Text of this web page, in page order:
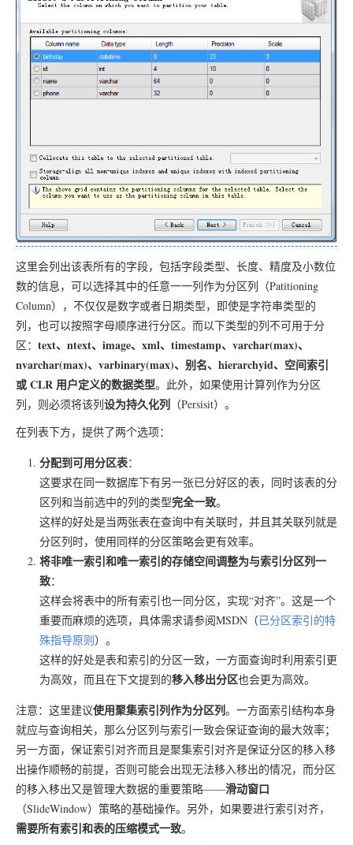
这里会列出该表所有的字段，包括字段类型、长度、精度及小数位
数的信息，可以选择其中的任意一一列作为分区列（Patitioning
Column），不仅仅是数字或者日期类型，即使是字符串类型的
列，也可以按照字母顺序进行分区。而以下类型的列不可用于分
区： text、ntext、image、xml、timestamp、varchar(max)、
nvarchar(max)、varbinary(max)、别名、hierarchyid、空间索引
或 CLR 用户定义的数据类型。此外，如果使用计算列作为分区
列，则必须将该列设为持久化列 （Persisit）。
在列表下方，提供了两个选项：
分配到可用分区表：
这要求在同一数据库下有另一张已分好区的表，同时该表的分
区列和当前选中的列的类型完全一致。
这样的好处是当两张表在查询中有关联时，并且其关联列就是
分区列时，使用同样的分区策略会更有效率。
将非唯一索引和唯一索引的存储空间调整为与索引分区列一
致：
这样会将表中的所有索引也一同分区，实现“对齐”。这是一个
重要而麻烦的选项，具体需求请参阅MSDN（已分区索引的特
殊指导原则）。
这样的好处是表和索引的分区一致，一方面查询时利用索引更
为高效，而且在下文提到的移入移出分区也会更为高效。
注意：这里建议使用聚集索引列作为分区列。一方面索引结构本身
就应与查询相关，那么分区列与索引一致会保证查询的最大效率；
另一方面，保证索引对齐而且是聚集索引对齐是保证分区的移入移
出操作顺畅的前提，否则可能会出现无法移入移出的情况，而分区
的移入移出又是管理大数据的重要策略——滑动窗口
（SlideWindow）策略的基础操作。另外，如果要进行索引对齐，
需要所有索引和表的压缩模式一致。